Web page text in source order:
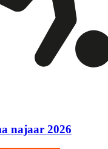
najaar 2026